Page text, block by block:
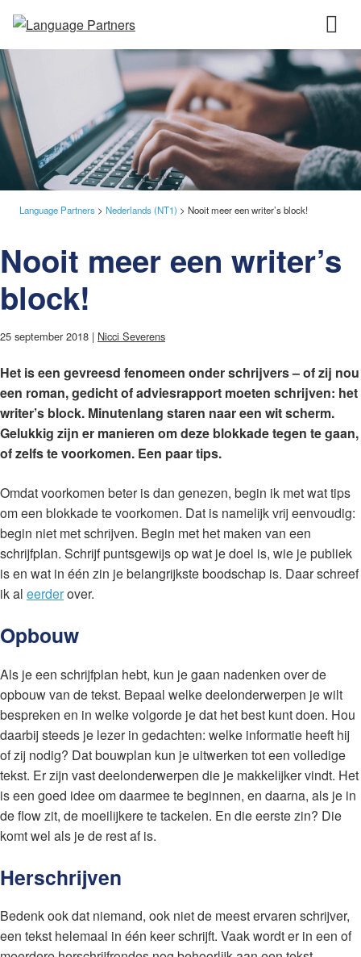
Language Partners > Nederlands (NT1) > Nooit meer een writer’s block!
Nooit meer een writer’s
block!
25 september 2018 | Nicci Severens
Het is een gevreesd fenomeen onder schrijvers – of zij nou
een roman, gedicht of adviesrapport moeten schrijven: het
writer’s block. Minutenlang staren naar een wit scherm.
Gelukkig zijn er manieren om deze blokkade tegen te gaan,
of zelfs te voorkomen. Een paar tips.
Omdat voorkomen beter is dan genezen, begin ik met wat tips
om een blokkade te voorkomen. Dat is namelijk vrij eenvoudig:
begin niet met schrijven. Begin met het maken van een
schrijfplan. Schrijf puntsgewijs op wat je doel is, wie je publiek
is en wat in één zin je belangrijkste boodschap is. Daar schreef
ik al eerderover.
Opbouw
Als je een schrijfplan hebt, kun je gaan nadenken over de
opbouw van de tekst. Bepaal welke deelonderwerpen je wilt
bespreken en in welke volgorde je dat het best kunt doen. Hou
daarbij steeds je lezer in gedachten: welke informatie heeft hij
of zij nodig? Dat bouwplan kun je uitwerken tot een volledige
tekst. Er zijn vast deelonderwerpen die je makkelijker vindt. Het
is een goed idee om daarmee te beginnen, en daarna, als je in
de flow zit, de moeilijkere te tackelen. En die eerste zin? Die
komt wel als je de rest af is.
Herschrijven
Bedenk ook dat niemand, ook niet de meest ervaren schrijver,
een tekst helemaal in één keer schrijft. Vaak wordt er in een of